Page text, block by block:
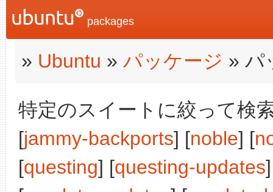
packages
» Ubuntu » パッケージ » パ
特定のスイートに絞って検
[jammy-backports] [noble] [
[questing] [questing-updates